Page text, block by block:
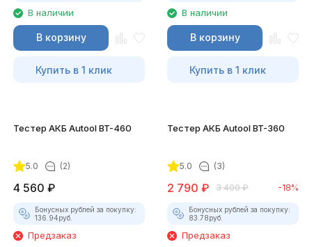
В наличии
В корзину
Купить в 1 клик
В наличии
В корзину
Купить в 1 клик
Тестер АКБ Autool BT-460
5.0 (2)
4 560 ₽
Бонусных рублей за покупку:
136.94руб.
Предзаказ
Тестер АКБ Autool BT-360
5.0 (3)
2 790 ₽ 3 400 ₽ -18%
Бонусных рублей за покупку:
83.78руб.
Предзаказ